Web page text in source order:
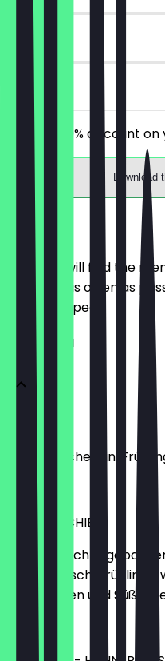
30 days
on site
Receive 30% discount
Download
Menu
Here you will find the
update it as often as
what to expect.
VORSPEISEN
NEM CHAY
Vegetarische Mini
€5.50
WANTAN CHIEN
Hausgemachte
Hühnerfleisch,
Teigtaschen und
€6.90